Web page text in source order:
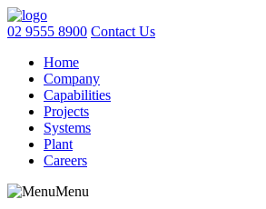
02 9555 8900 Contact Us
Home
Company
Capabilities
Projects
Systems
Plant
Careers
Menu